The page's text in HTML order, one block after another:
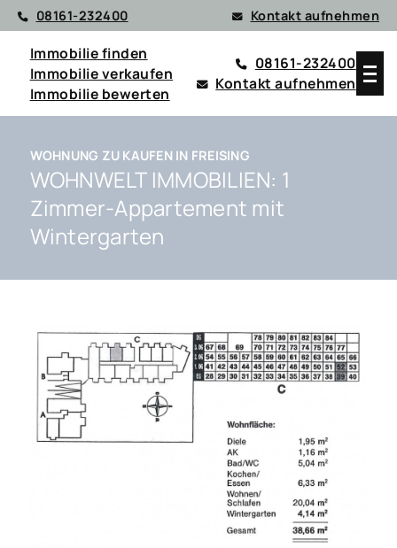
08161-232400 Kontakt aufnehmen
Immobilie finden
Immobilie verkaufen
Immobilie bewerten
08161-232400
Kontakt aufnehmen
WOHNUNG ZU KAUFEN IN FREISING
WOHNWELT IMMOBILIEN: 1
Zimmer-Appartement mit
Wintergarten